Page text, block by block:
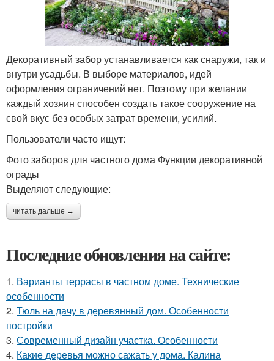
Декоративный забор устанавливается как снаружи, так и
внутри усадьбы. В выборе материалов, идей
оформления ограничений нет. Поэтому при желании
каждый хозяин способен создать такое сооружение на
свой вкус без особых затрат времени, усилий.
Пользователи часто ищут:
Фото заборов для частного дома Функции декоративной
ограды
Выделяют следующие:
читать дальше →
Последние обновления на сайте:
1. Варианты террасы в частном доме. Технические
особенности
2. Тюль на дачу в деревянный дом. Особенности
постройки
3. Современный дизайн участка. Особенности
4. Какие деревья можно сажать у дома. Калина